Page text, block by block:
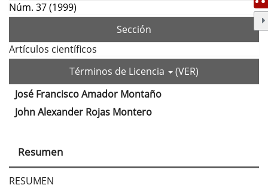
Núm. 37 (1999)
Sección
Artículos científicos
Términos de Licencia
(VER)
Contenido
del
artículo
José Francisco Amador Montaño
John Alexander Rojas Montero
Resumen
RESUMEN